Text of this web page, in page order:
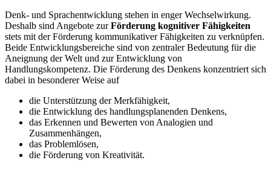
Denk- und Sprachentwicklung stehen in enger Wechselwirkung.
Deshalb sind Angebote zurFörderung kognitiver Fähigkeiten
stets mit der Förderung kommunikativer Fähigkeiten zu verknüpfen.
Beide Entwicklungsbereiche sind von zentraler Bedeutung für die
Aneignung der Welt und zur Entwicklung von
Handlungskompetenz. Die Förderung des Denkens konzentriert sich
dabei in besonderer Weise auf
die Unterstützung der Merkfähigkeit,
die Entwicklung des handlungsplanenden Denkens,
das Erkennen und Bewerten von Analogien und
Zusammenhängen,
das Problemlösen,
die Förderung von Kreativität.